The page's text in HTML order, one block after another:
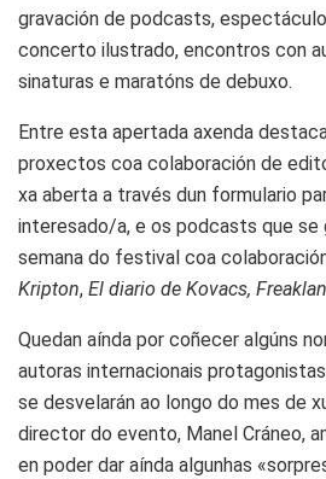
gravación de podcasts,
concerto ilustrado, encontros con
sinaturas e maratóns de debuxo.
Entre esta apertada axenda
proxectos coa colaboración de
xa aberta a través dun formulario
interesado/a, e os podcasts que se
semana do festival coa
Kripton, El diario de Kovacs,
Quedan aínda por coñecer algúns
autoras internacionais
se desvelarán ao longo do mes de
director do evento, Manel Cráneo,
en poder dar aínda algunhas